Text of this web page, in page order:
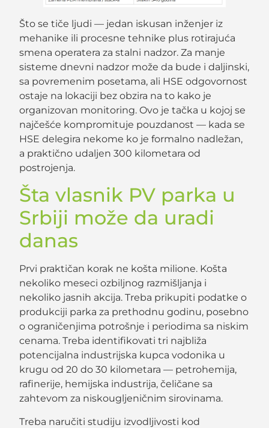
Što se tiče ljudi — jedan iskusan inženjer iz
mehanike ili procesne tehnike plus rotirajuća
smena operatera za stalni nadzor. Za manje
sisteme dnevni nadzor može da bude i daljinski,
sa povremenim posetama, ali HSE odgovornost
ostaje na lokaciji bez obzira na to kako je
organizovan monitoring. Ovo je tačka u kojoj se
najčešće kompromituje pouzdanost — kada se
HSE delegira nekome ko je formalno nadležan,
a praktično udaljen 300 kilometara od
postrojenja.
Šta vlasnik PV parka u
Srbiji može da uradi
danas
Prvi praktičan korak ne košta milione. Košta
nekoliko meseci ozbiljnog razmišljanja i
nekoliko jasnih akcija. Treba prikupiti podatke o
produkciji parka za prethodnu godinu, posebno
o ograničenjima potrošnje i periodima sa niskim
cenama. Treba identifikovati tri najbliža
potencijalna industrijska kupca vodonika u
krugu od 20 do 30 kilometara — petrohemija,
rafinerije, hemijska industrija, čeličane sa
zahtevom za niskougljeničnim sirovinama.
Treba naručiti studiju izvodljivosti kod